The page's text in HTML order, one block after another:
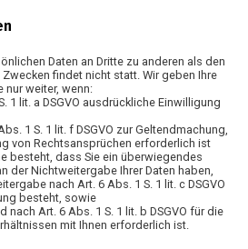
Daten an Dritte zu anderen als den
findet nicht statt. Wir geben Ihre
nur weiter, wenn:
1 lit. a DSGVO ausdrückliche Einwilligung
1 S. 1 lit. f DSGVO zur Geltendmachung,
von Rechtsansprüchen erforderlich ist
besteht, dass Sie ein überwiegendes
der Nichtweitergabe Ihrer Daten haben,
nach Art. 6 Abs. 1 S. 1 lit. c DSGVO
besteht, sowie
Art. 6 Abs. 1 S. 1 lit. b DSGVO für die
mit Ihnen erforderlich ist.